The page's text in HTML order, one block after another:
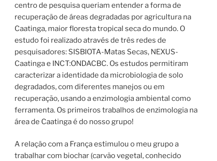
centro de pesquisa queriam entender a forma de
recuperação de áreas degradadas por agricultura na
Caatinga, maior floresta tropical seca do mundo. O
estudo foi realizado através de três redes de
pesquisadores: SISBIOTA-Matas Secas, NEXUS-
Caatinga e INCT:ONDACBC. Os estudos permitiram
caracterizar a identidade da microbiologia de solo
degradados, com diferentes manejos ou em
recuperação, usando a enzimologia ambiental como
ferramenta. Os primeiros trabalhos de enzimologia na
área de Caatinga é do nosso grupo!
A relação com a França estimulou o meu grupo a
trabalhar com biochar (carvão vegetal, conhecido